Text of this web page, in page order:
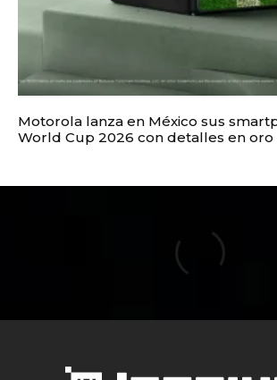
Motorola lanza en México sus
World Cup 2026 con detalles en oro